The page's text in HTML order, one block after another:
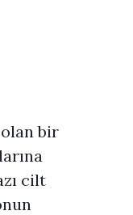
bir
cilt
un